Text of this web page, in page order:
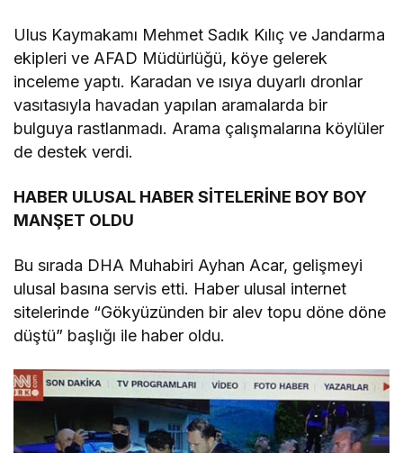
Ulus Kaymakamı Mehmet Sadık Kılıç ve Jandarma
ekipleri ve AFAD Müdürlüğü, köye gelerek
inceleme yaptı. Karadan ve ısıya duyarlı dronlar
vasıtasıyla havadan yapılan aramalarda bir
bulguya rastlanmadı. Arama çalışmalarına köylüler
de destek verdi.
HABER ULUSAL HABER SİTELERİNE BOY BOY
MANŞET OLDU
Bu sırada DHA Muhabiri Ayhan Acar, gelişmeyi
ulusal basına servis etti. Haber ulusal internet
sitelerinde “Gökyüzünden bir alev topu döne döne
düştü” başlığı ile haber oldu.